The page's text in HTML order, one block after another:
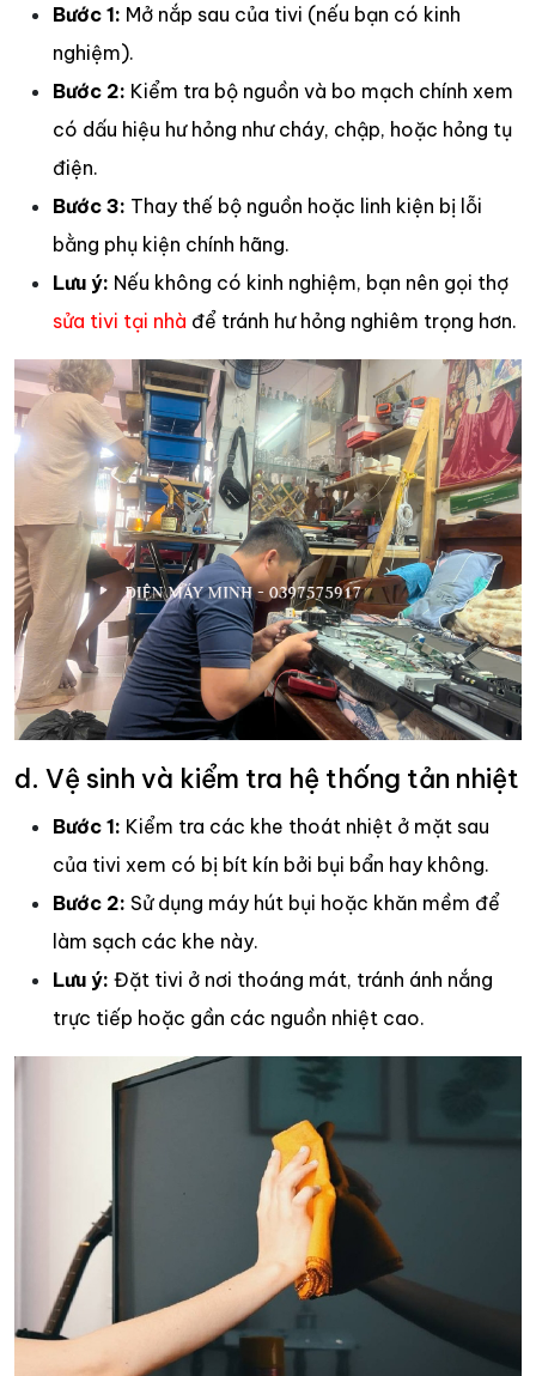
Bước 1: Mở nắp sau của tivi (nếu bạn có kinh
nghiệm).
Bước 2: Kiểm tra bộ nguồn và bo mạch chính xem
có dấu hiệu hư hỏng như cháy, chập, hoặc hỏng tụ
điện.
Bước 3: Thay thế bộ nguồn hoặc linh kiện bị lỗi
bằng phụ kiện chính hãng.
Lưu ý: Nếu không có kinh nghiệm, bạn nên gọi thợ
sửa tivi tại nhà để tránh hư hỏng nghiêm trọng hơn.
d. Vệ sinh và kiểm tra hệ thống tản nhiệt
Bước 1: Kiểm tra các khe thoát nhiệt ở mặt sau
của tivi xem có bị bít kín bởi bụi bẩn hay không.
Bước 2: Sử dụng máy hút bụi hoặc khăn mềm để
làm sạch các khe này.
Lưu ý: Đặt tivi ở nơi thoáng mát, tránh ánh nắng
trực tiếp hoặc gần các nguồn nhiệt cao.